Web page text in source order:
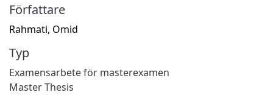
Författare
Rahmati, Omid
Typ
Examensarbete för masterexamen
Master Thesis